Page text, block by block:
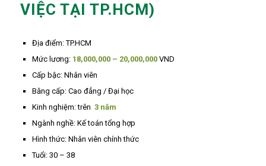
VIỆC TẠI TP.HCM)
Địa điểm: TP.HCM
Mức lương: 18,000,000 – 20,000,000VND
Cấp bậc: Nhân viên
Bằng cấp: Cao đẳng / Đại học
Kinh nghiệm: trên 3 năm
Ngành nghề: Kế toán tổng hợp
Hình thức: Nhân viên chính thức
Tuổi: 30 – 38